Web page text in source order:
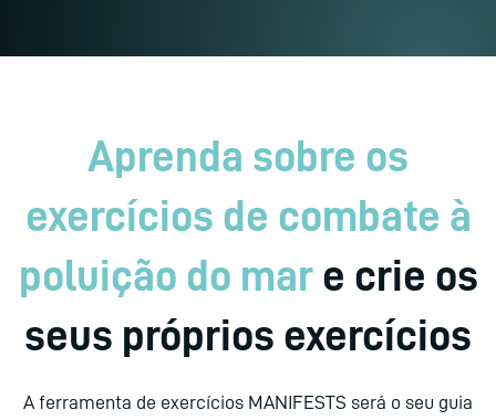
Aprenda sobre os
exercícios de combate à
poluição do mare crie os
seus próprios exercícios
A ferramenta de exercícios MANIFESTS será o seu guia